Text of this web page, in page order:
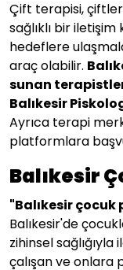
Çift terapisi,
sağlıklı bir
hedeflere
araç olabilir.
sunan
Balıkesir
Ayrıca terapi
platformlara
Balıkesir
" Balıkesir çocuk
Balıkesir'de
zihinsel
çalışan ve onlara